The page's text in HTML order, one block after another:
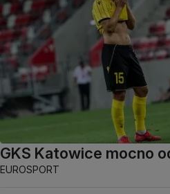
GKS Katowice mocno
EUROSPORT